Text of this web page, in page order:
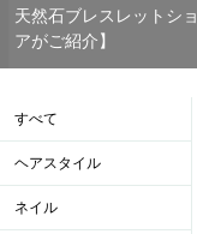
天然石ブレスレットシ
アがご紹介】
すべて
ヘアスタイル
ネイル